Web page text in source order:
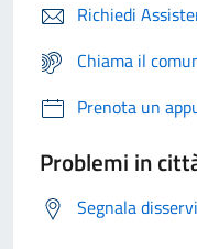
Richiedi
Chiama il
Prenota un
Problemi in
Segnala